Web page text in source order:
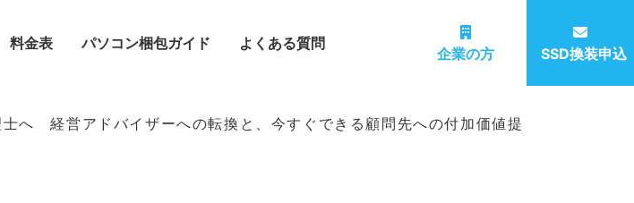
料金表 パソコン梱包ガイド よくある質問
企業の方 SSD換装申込
へ 経営アドバイザーへの転換と、今すぐできる顧問先への付加価値提